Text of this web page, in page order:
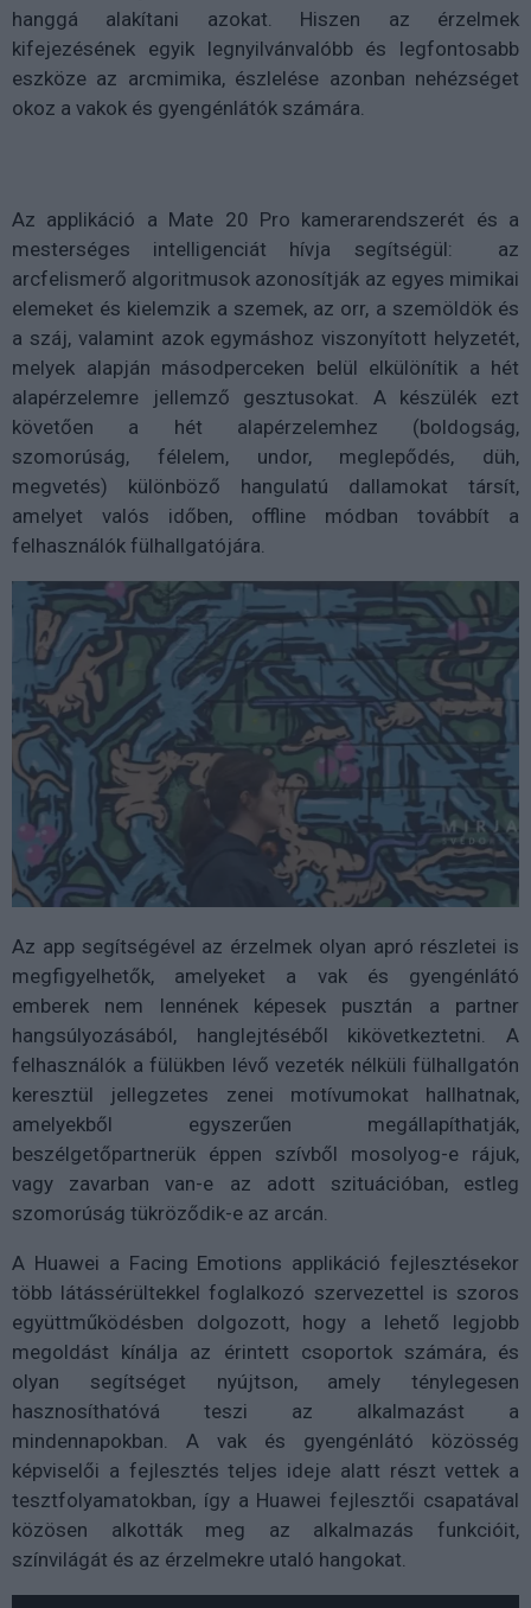
hanggá alakítani azokat. Hiszen az érzelmek
kifejezésének egyik legnyilvánvalóbb és legfontosabb
eszköze az arcmimika, észlelése azonban nehézséget
okoz a vakok és gyengénlátók számára.
Az applikáció a Mate 20 Pro kamerarendszerét és a
mesterséges intelligenciát hívja segítségül: az
arcfelismerő algoritmusok azonosítják az egyes mimikai
elemeket és kielemzik a szemek, az orr, a szemöldök és
a száj, valamint azok egymáshoz viszonyított helyzetét,
melyek alapján másodperceken belül elkülönítik a hét
alapérzelemre jellemző gesztusokat. A készülék ezt
követően a hét alapérzelemhez (boldogság,
szomorúság, félelem, undor, meglepődés, düh,
megvetés) különböző hangulatú dallamokat társít,
amelyet valós időben, offline módban továbbít a
felhasználók fülhallgatójára.
Az app segítségével az érzelmek olyan apró részletei is
megfigyelhetők, amelyeket a vak és gyengénlátó
emberek nem lennének képesek pusztán a partner
hangsúlyozásából, hanglejtéséből kikövetkeztetni. A
felhasználók a fülükben lévő vezeték nélküli fülhallgatón
keresztül jellegzetes zenei motívumokat hallhatnak,
amelyekből egyszerűen megállapíthatják,
beszélgetőpartnerük éppen szívből mosolyog-e rájuk,
vagy zavarban van-e az adott szituációban, estleg
szomorúság tükröződik-e az arcán.
A Huawei a Facing Emotions applikáció fejlesztésekor
több látássérültekkel foglalkozó szervezettel is szoros
együttműködésben dolgozott, hogy a lehető legjobb
megoldást kínálja az érintett csoportok számára, és
olyan segítséget nyújtson, amely ténylegesen
hasznosíthatóvá teszi az alkalmazást a
mindennapokban. A vak és gyengénlátó közösség
képviselői a fejlesztés teljes ideje alatt részt vettek a
tesztfolyamatokban, így a Huawei fejlesztői csapatával
közösen alkották meg az alkalmazás funkcióit,
színvilágát és az érzelmekre utaló hangokat.